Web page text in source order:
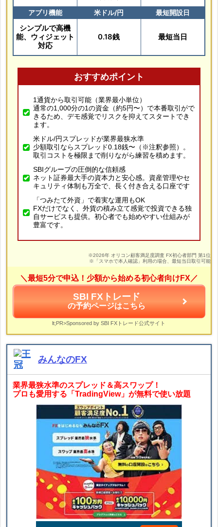
アプリ機能 米ドル/円 最短開設日
シンプルで高機
能、ウィジェット
対応
0.18銭 最短当日
おすすめポイント
1通貨から取引可能（業界最小単位）
通常の1,000分の1の資金（約5円〜）で本番取引がで
きるため、デモ感覚でリスクを抑えてスタートでき
ます。
米ドル/円スプレッドが業界最狭水準
少額取引ならスプレッド0.18銭〜（※注釈参照）。
取引コストを極限まで削りながら練習を積めます。
SBIグループの圧倒的な信頼感
ネット証券最大手の資本力と安心感。資産管理やセ
キュリティ体制も万全で、長く付き合える口座です
「つみたて外資」で着実な運用もOK
FXだけでなく、外貨の積み立て感覚で投資できる独
自サービスも提供。初心者でも始めやすい仕組みが
豊富です。
※2026年 オリコン顧客満足度調査 FX初心者部門 第1位
※「スマホで本人確認」利用の場合、最短当日取引可能
＼最短5分で申込！少額から始める初心者向けFX／
SBI FXトレード
の予約ページはこちら
lt;PR>Sponsored by SBI FXトレード公式サイト
みんなのFX
業界最狭水準のスプレッド＆高スワップ！
プロも愛用する「TradingView」が無料で使い放題